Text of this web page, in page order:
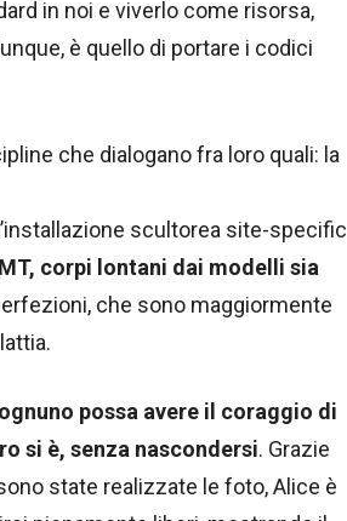
in noi e viverlo come risorsa,
è quello di portare i codici
che dialogano fra loro quali: la
scultorea site-specific
corpi lontani dai modelli sia
che sono maggiormente
ognuno possa avere il coraggio di
si è, senza nascondersi. Grazie
state realizzate le foto, Alice è